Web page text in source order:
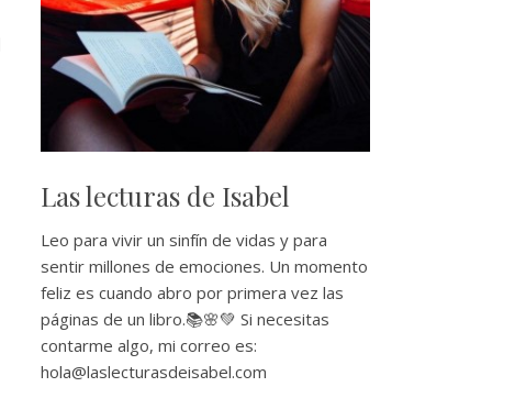
Las lecturas de Isabel
Leo para vivir un sinfín de vidas y para
sentir millones de emociones. Un momento
feliz es cuando abro por primera vez las
páginas de un libro.📚🌸💚 Si necesitas
contarme algo, mi correo es:
hola@laslecturasdeisabel.com